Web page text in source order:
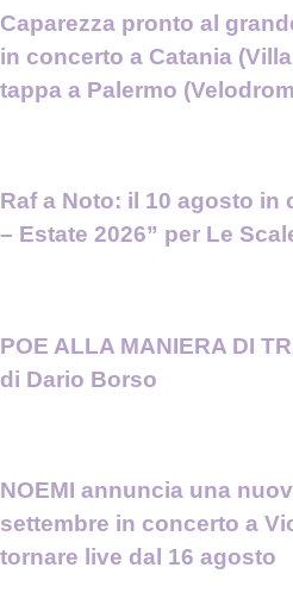
Caparezza pronto al
in concerto a Catania
tappa a Palermo
Raf a Noto: il 10 agosto in
– Estate 2026” per Le
POE ALLA MANIERA DI
di Dario Borso
NOEMI annuncia una
settembre in concerto a
tornare live dal 16 agosto